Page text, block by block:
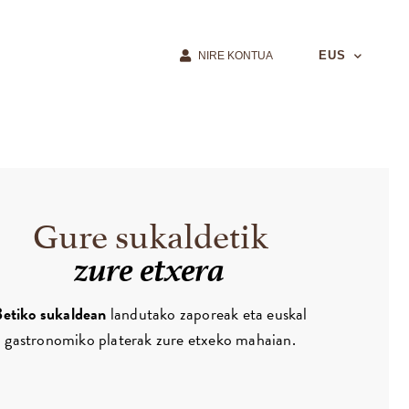
NIRE KONTUA EUS
Gure sukaldetik
zure etxera
sukaldean landutako zaporeak eta euskal
gastronomiko platerak zure etxeko mahaian.